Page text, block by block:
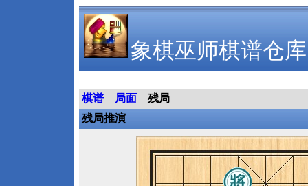
象棋巫师棋谱仓库
棋谱 局面
残局
残局推演